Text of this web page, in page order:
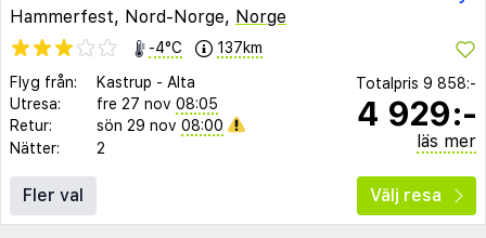
Hammerfest, Nord-Norge, Norge
-4°C
137km
Flyg från:
Kastrup - Alta
Utresa:
fre 27 nov 08:05
Retur:
sön 29 nov 08:00
Nätter:
2
Totalpris 9 858:-
4 929:-
läs mer
Fler val Välj resa